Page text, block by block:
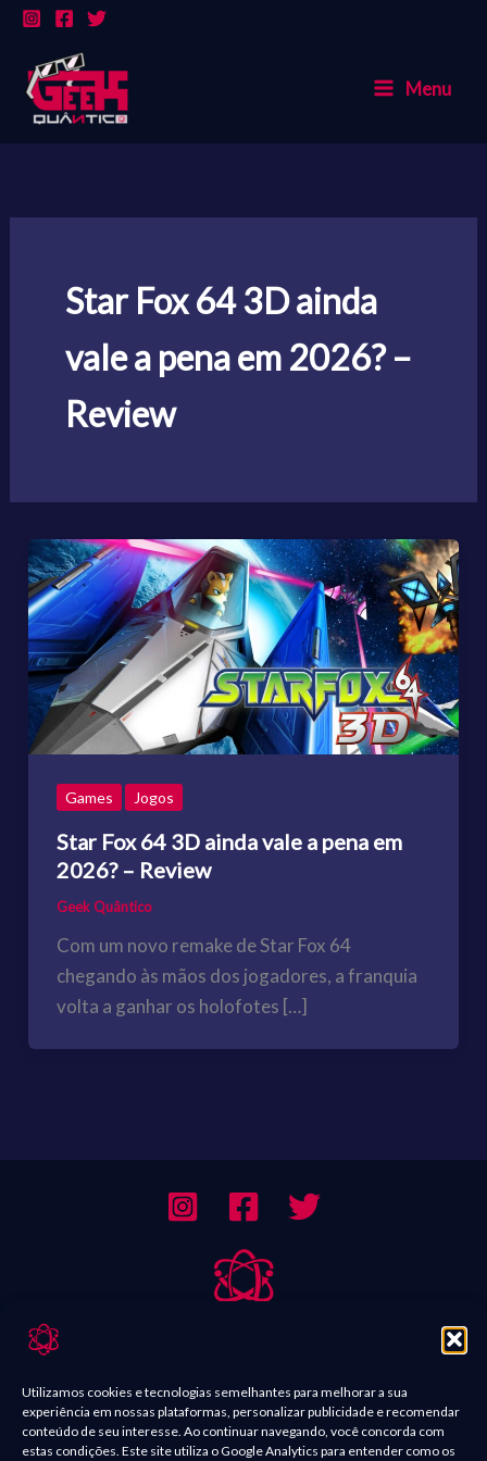
Utilizamos cookies e tecnologias semelhantes para melhorar a sua
experiência em nossas plataformas, personalizar publicidade e recomendar
conteúdo de seu interesse. Ao continuar navegando, você concorda com
estas condições. Este site utiliza o Google Analytics para entender como os
conteúdo
Menu
Star Fox 64 3D ainda
vale a pena em 2026? –
Review
Games Jogos
Star Fox 64 3D ainda vale a pena em
2026? – Review
Geek Quântico
Com um novo remake de Star Fox 64
chegando às mãos dos jogadores, a franquia
volta a ganhar os holofotes […]
Contato
Política de Comentários